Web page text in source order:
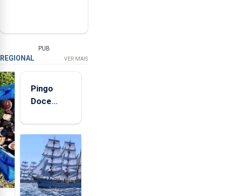
PUB
REGIONAL VER MAIS
Pingo
Doce
quinta-
feira nova
loja em
São
Sebastião
e cria 30